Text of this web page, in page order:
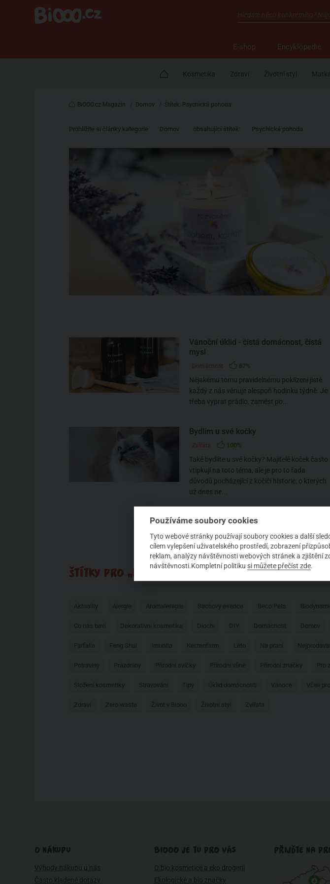
E-shop Encyklopedie
Kosmetika Zdraví Životní styl
BiOOO.cz Magazin / Domov / Štítek: Psychická pohoda
Prohlížíte si články kategorie Domov obsahující štítek: Psychická pohoda
Vánoční úklid - čistá domácnost, čistá
mysl
Domácnost 67%
Nějakému tomu pravidelnému poklízení jistě
každý z nás věnuje alespoň hodinku týdně. Je
třeba vyprat prádlo, zamést po...
Bydlím u své kočky
Zvířata 100%
Také bydlíte u své kočky? Majitelé koček často
vtipkují na toto téma, ale je pro to řada
důvodů pocházející z kočičí historie, o kterých
už dnes ne...
ŠTÍTKY PRO „DOMOV“:
Aktuality Alergie Aromaterapie Bachovy esence Beco Pets
Co nás baví Dekorativní kosmetika Diochi DIY Domácnost Domov
Farfalla Feng Shui Imunita Kerzenfarm Léto Na praní
Potraviny Prázdniny Přírodní svíčky Přírodní vůně Přírodní značky Pro
Složení kosmetiky Stravování Tipy Úklid domácnosti Vánoce Včelí
Zdraví Zero waste Život v Biooo Životní styl Zvířata
O NÁKUPU
Výhody nákupu u nás
Často kladené dotazy
BIOOO JE TU PRO VÁS
O bio kosmetice a eko drogerii
Ekologické a bio značky
PŘIJĎTE NA
4
Používáme soubory cookies
Tyto webové stránky používají soubory cookies a další
cílem vylepšení uživatelského prostředí, zobrazení
reklam, analýzy návštěvnosti webových stránek a zjištění
návštěvnosti.Kompletní politiku si můžete přečíst zde.